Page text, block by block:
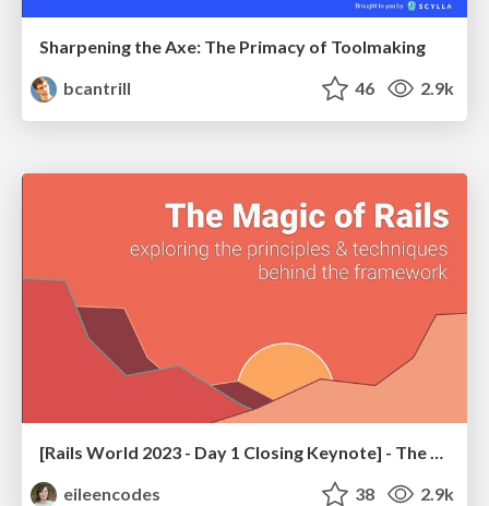
Sharpening the Axe: The Primacy of Toolmaking
bcantrill
46 2.9k
[Rails World 2023 - Day 1 Closing Keynote] - The Magic of Rails
eileencodes
38 2.9k